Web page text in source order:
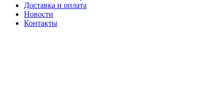
Доставка и оплата
Новости
Контакты